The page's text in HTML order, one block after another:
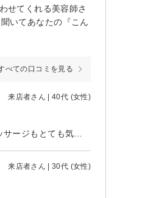
せてくれる美容師さ
いてあなたの『こん
べての口コミを見る
来店者さん | 40代 (女性)
来店者さん | 30代 (女性)